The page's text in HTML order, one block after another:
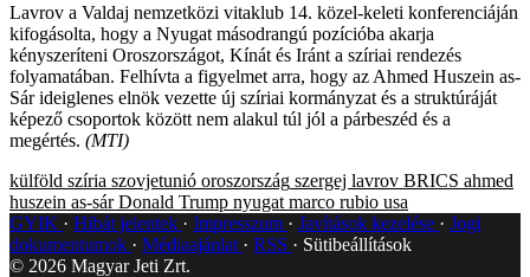
Lavrov a Valdaj nemzetközi vitaklub 14. közel-keleti konferenciáján
kifogásolta, hogy a Nyugat másodrangú pozícióba akarja
kényszeríteni Oroszországot, Kínát és Iránt a szíriai rendezés
folyamatában. Felhívta a figyelmet arra, hogy az Ahmed Huszein as-
Sár ideiglenes elnök vezette új szíriai kormányzat és a struktúráját
képező csoportok között nem alakul túl jól a párbeszéd és a
megértés. (MTI)
külföld szíria szovjetunió oroszország szergej lavrov BRICS ahmed
huszein as-sár Donald Trump nyugat marco rubio usa
GYIK
Hibát jelentek Impresszum Javítások kezelése
Jogi
dokumentumok
Médiaajánlat RSS
Sütibeállítások
© 2026 Magyar Jeti Zrt.